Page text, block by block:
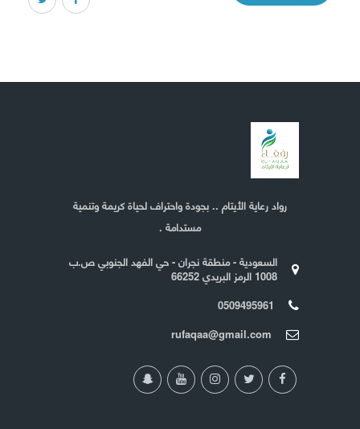
رواد رعاية الأيتام .. بجودة واحتراف لحياة كريمة وتنمية
مستدامة .
السعودية - منطقة نجران - حي الفهد الجنوبي ص.ب
1008 الرمز البريدي 66252
0509495961
rufaqaa@gmail.com